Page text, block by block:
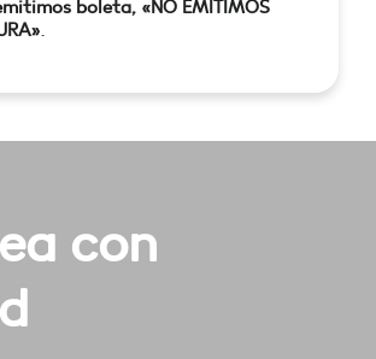
boleta, «NO EMITIMOS
.
con